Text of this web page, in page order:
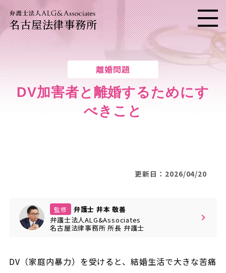
名古屋法律事務所 メニ
離婚問題
DV加害者と離婚するためにす
べきこと
更新日：2026/04/20
監修
弁護士 井本 敬善
弁護士法人ALG&Associates
名古屋法律事務所所長 弁護士
DV（家庭内暴力）を受けると、結婚生活で大きな苦痛